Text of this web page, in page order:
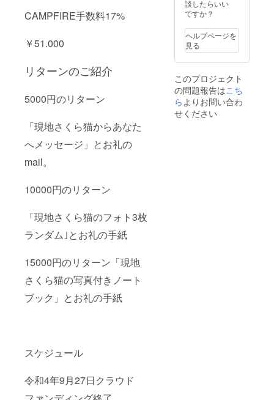
CAMPFIRE手数料17%
￥51.000
リターンのご紹介
5000円のリターン
「現地さくら猫からあなた
へメッセージ」とお礼の
mail。
10000円のリターン
「現地さくら猫のフォト3枚
ランダム｣とお礼の手紙
15000円のリターン「現地
さくら猫の写真付きノート
ブック」とお礼の手紙
スケジュール
令和4年9月27日クラウド
談したらいい
ですか？
ヘルプページを
見る
このプロジェクト
の問題報告はこち
らよりお問い合わ
せください